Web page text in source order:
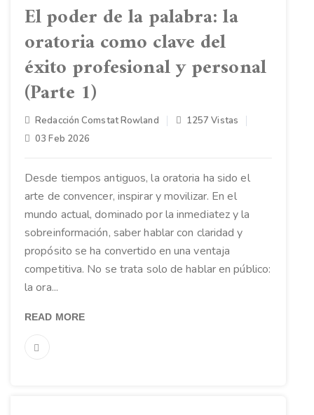
El poder de la palabra: la
oratoria como clave del
éxito profesional y personal
(Parte 1)
Redacción Comstat Rowland
1257 Vistas
03 Feb 2026
Desde tiempos antiguos, la oratoria ha sido el
arte de convencer, inspirar y movilizar. En el
mundo actual, dominado por la inmediatez y la
sobreinformación, saber hablar con claridad y
propósito se ha convertido en una ventaja
competitiva. No se trata solo de hablar en público:
la ora...
READ MORE